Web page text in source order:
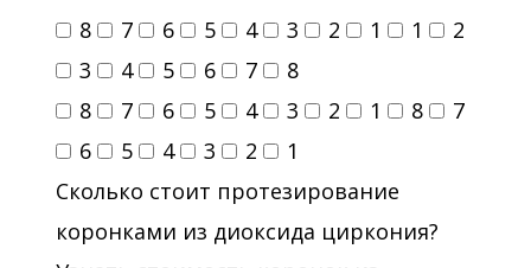
8 7 6 5 4 3 2 1 1
2
3
4 5 6 7
8
8
7 6 5 4 3 2 1 8
7
6
5 4 3 2
1
Сколько стоит протезирование
коронками из диоксида циркония?